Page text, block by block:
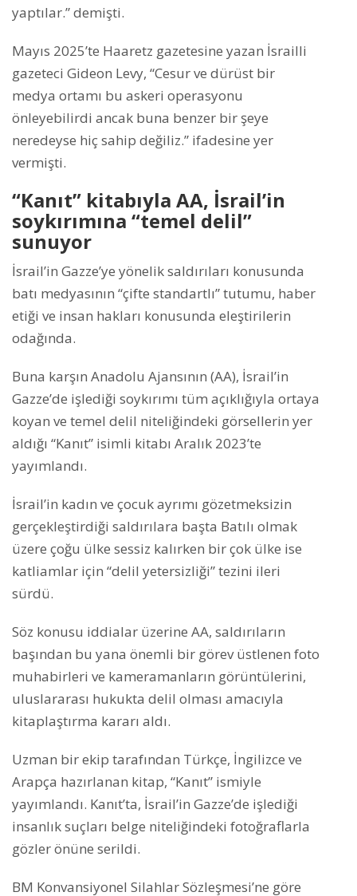
yaptılar.” demişti.
Mayıs 2025’te Haaretz gazetesine yazan İsrailli
gazeteci Gideon Levy, “Cesur ve dürüst bir
medya ortamı bu askeri operasyonu
önleyebilirdi ancak buna benzer bir şeye
neredeyse hiç sahip değiliz.” ifadesine yer
vermişti.
“Kanıt” kitabıyla AA, İsrail’in
soykırımına “temel delil”
sunuyor
İsrail’in Gazze’ye yönelik saldırıları konusunda
batı medyasının “çifte standartlı” tutumu, haber
etiği ve insan hakları konusunda eleştirilerin
odağında.
Buna karşın Anadolu Ajansının (AA), İsrail’in
Gazze’de işlediği soykırımı tüm açıklığıyla ortaya
koyan ve temel delil niteliğindeki görsellerin yer
aldığı “Kanıt” isimli kitabı Aralık 2023’te
yayımlandı.
İsrail’in kadın ve çocuk ayrımı gözetmeksizin
gerçekleştirdiği saldırılara başta Batılı olmak
üzere çoğu ülke sessiz kalırken bir çok ülke ise
katliamlar için “delil yetersizliği” tezini ileri
sürdü.
Söz konusu iddialar üzerine AA, saldırıların
başından bu yana önemli bir görev üstlenen foto
muhabirleri ve kameramanların görüntülerini,
uluslararası hukukta delil olması amacıyla
kitaplaştırma kararı aldı.
Uzman bir ekip tarafından Türkçe, İngilizce ve
Arapça hazırlanan kitap, “Kanıt” ismiyle
yayımlandı. Kanıt’ta, İsrail’in Gazze’de işlediği
insanlık suçları belge niteliğindeki fotoğraflarla
gözler önüne serildi.
BM Konvansiyonel Silahlar Sözleşmesi’ne göre